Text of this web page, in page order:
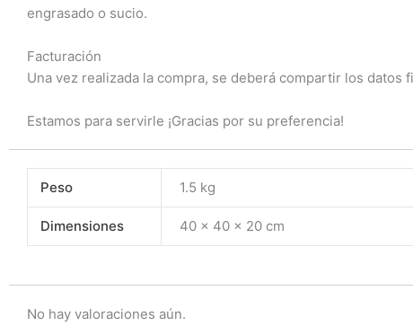
engrasado o sucio.
Facturación
Una vez realizada la compra, se deberá compartir los
Estamos para servirle ¡Gracias por su preferencia!
Peso 1.5 kg
Dimensiones 40 × 40 × 20 cm
No hay valoraciones aún.